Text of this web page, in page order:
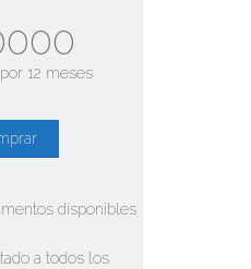
12 meses
disponibles
a todos los